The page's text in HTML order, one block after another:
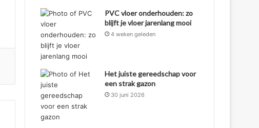
PVC vloer onderhouden: zo
blijft je vloer jarenlang mooi
4 weken geleden
Het juiste gereedschap voor
een strak gazon
30 juni 2026